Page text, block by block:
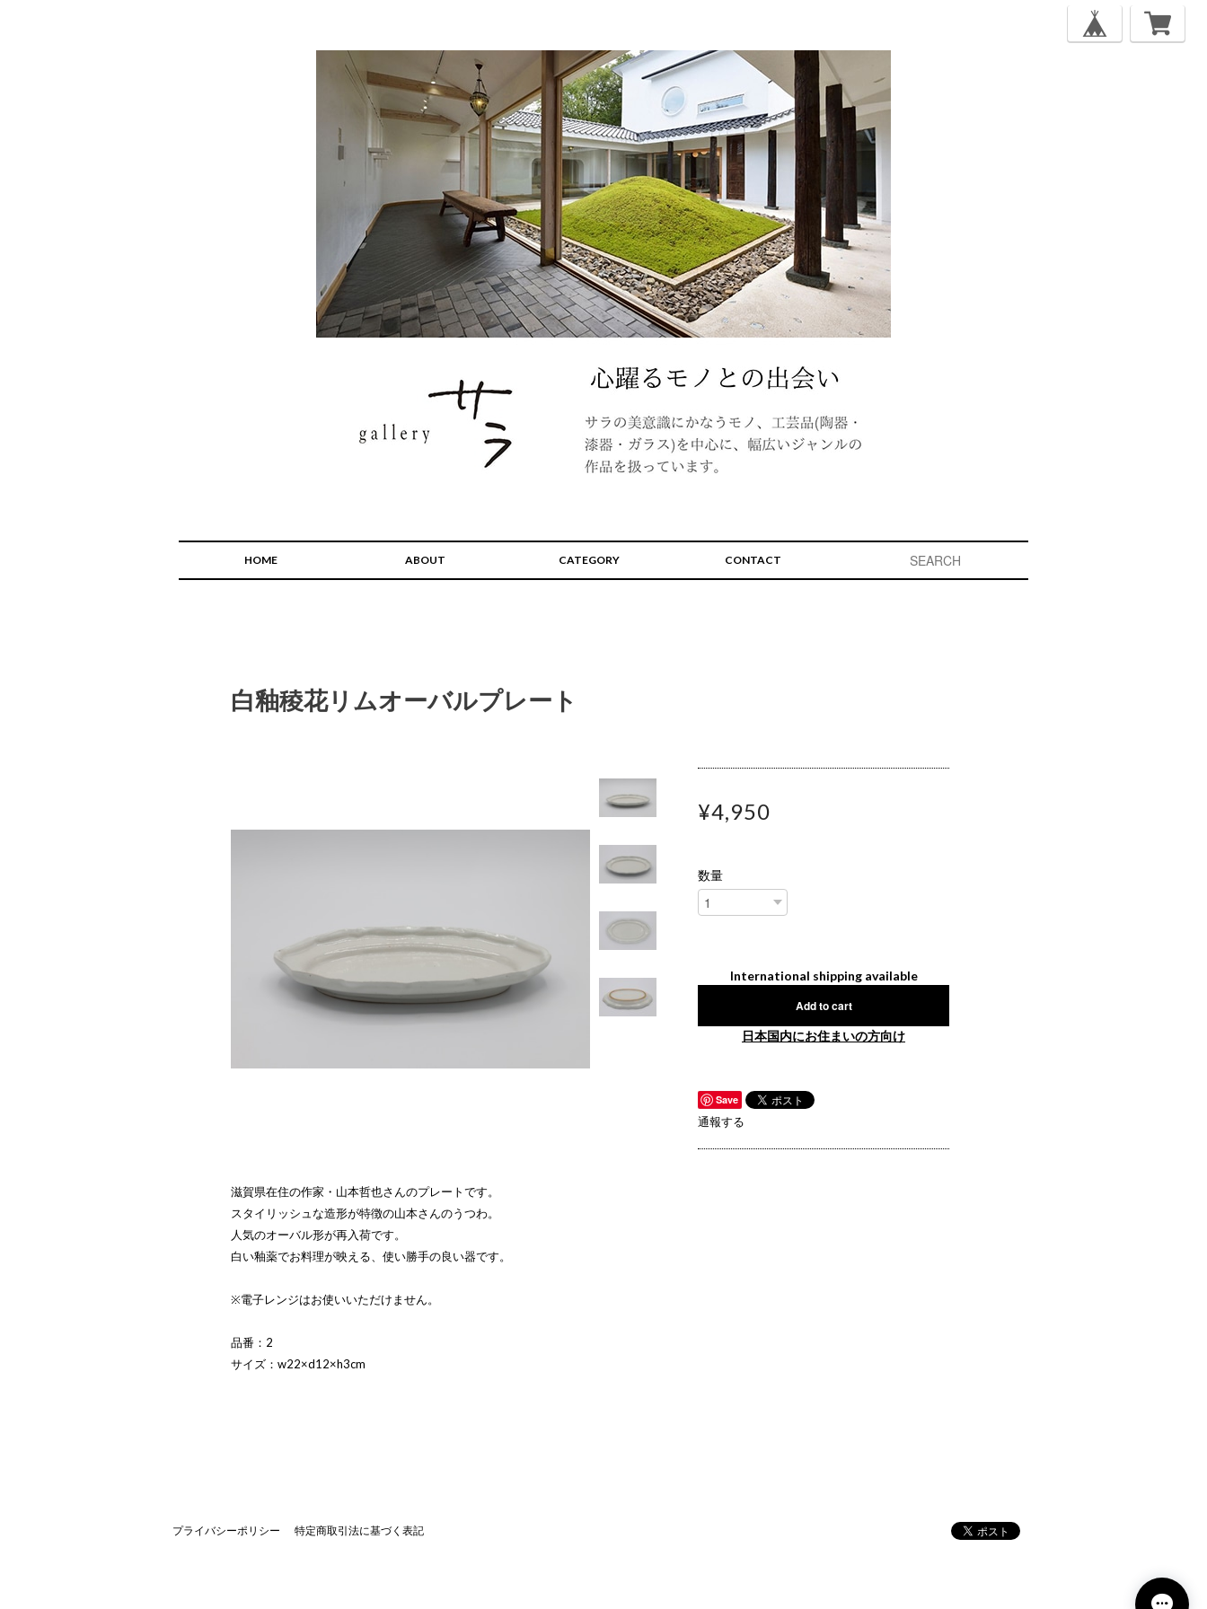
HOME ABOUT CATEGORY CONTACT
白釉稜花リムオーバルプレート
滋賀県在住の作家・山本哲也さんのプレートです。
スタイリッシュな造形が特徴の山本さんのうつわ。
人気のオーバル形が再入荷です。
白い釉薬でお料理が映える、使い勝手の良い器です。
※電子レンジはお使いいただけません。
品番：2
サイズ：w22×d12×h3cm
¥4,950
数量
International shipping available
Add to cart
日本国内にお住まいの方向け
Save
通報する
プライバシーポリシー 特定商取引法に基づく表記